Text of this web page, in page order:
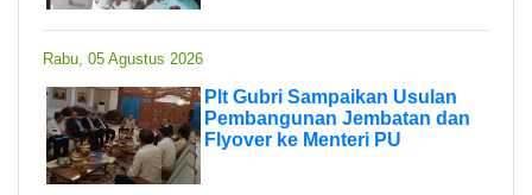
Rabu, 05 Agustus 2026
Plt Gubri Sampaikan Usulan
Pembangunan Jembatan dan
Flyover ke Menteri PU